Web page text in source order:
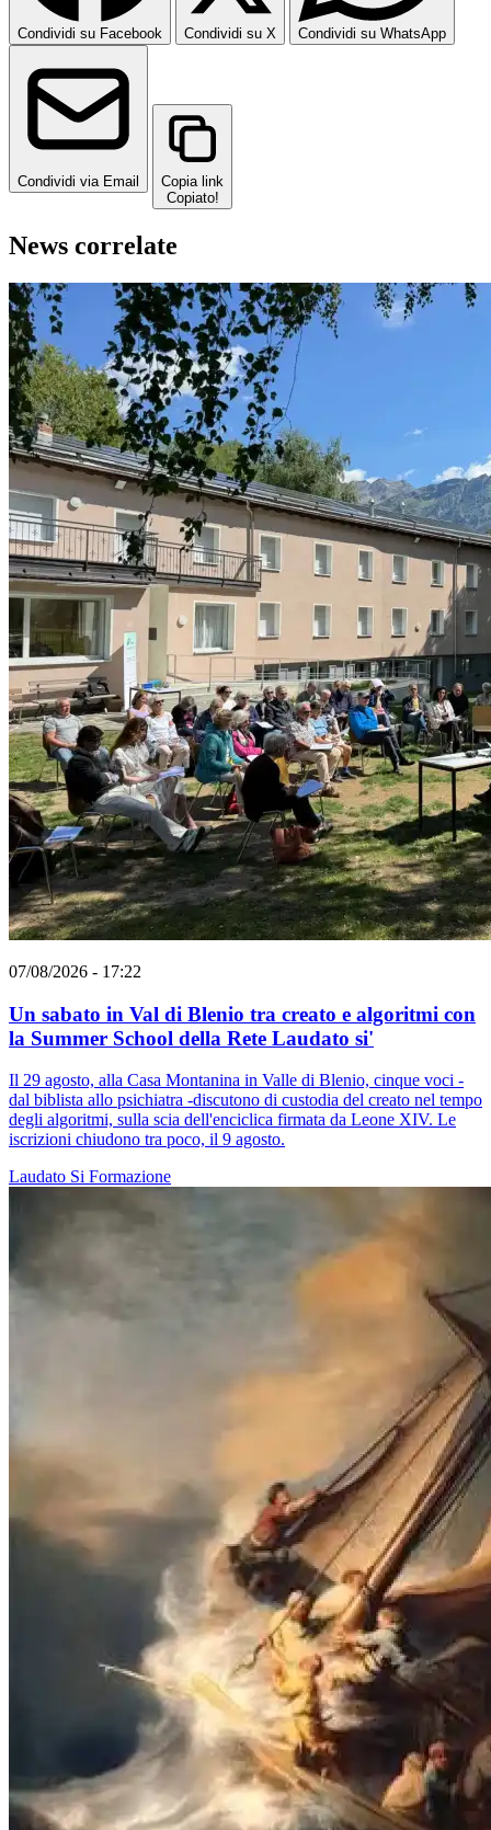
Condividi su Facebook Condividi su X Condividi su WhatsApp
Condividi via Email
Copia link
Copiato!
News correlate
07/08/2026 - 17:22
Un sabato in Val di Blenio tra creato e algoritmi con
la Summer School della Rete Laudato si'
Il 29 agosto, alla Casa Montanina in Valle di Blenio, cinque voci -
dal biblista allo psichiatra -discutono di custodia del creato nel tempo
degli algoritmi, sulla scia dell'enciclica firmata da Leone XIV. Le
iscrizioni chiudono tra poco, il 9 agosto.
Laudato Si Formazione